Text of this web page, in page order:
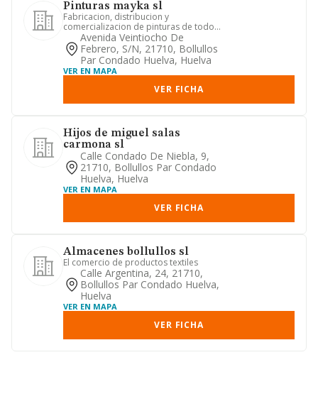
Pinturas mayka sl
Fabricacion, distribucion y
comercializacion de pinturas de todo
tipo.Avenida Veintiocho De
Febrero, S/n, 21710, Bollullos
Par Condado Huelva, Huelva
VER EN MAPA
VER FICHA
Hijos de miguel salas
carmona sl
Calle Condado De Niebla, 9,
21710, Bollullos Par Condado
Huelva, Huelva
VER EN MAPA
VER FICHA
Almacenes bollullos sl
El comercio de productos textiles
Calle Argentina, 24, 21710,
Bollullos Par Condado Huelva,
Huelva
VER EN MAPA
VER FICHA